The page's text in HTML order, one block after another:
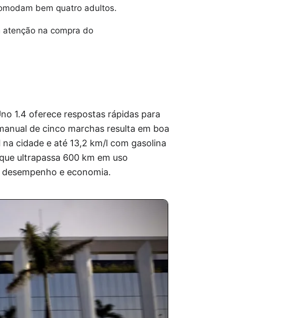
bem quatro adultos.
atenção na compra do
1.4 oferece respostas rápidas para
de cinco marchas resulta em boa
cidade e até 13,2 km/l com gasolina
ultrapassa 600 km em uso
e economia.